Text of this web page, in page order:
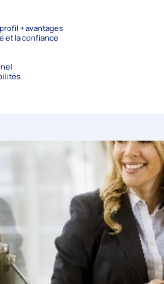
+ avantages
et la confiance